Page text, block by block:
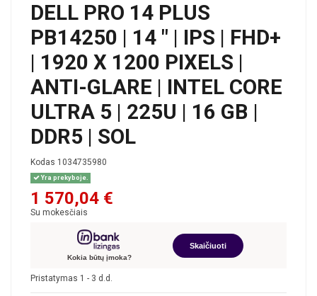
DELL PRO 14 PLUS
PB14250 | 14 " | IPS | FHD+
| 1920 X 1200 PIXELS |
ANTI-GLARE | INTEL CORE
ULTRA 5 | 225U | 16 GB |
DDR5 | SOL
Kodas 1034735980
Yra prekyboje.
1 570,04 €
Su mokesčiais
Kokia būtų įmoka?
Skaičiuoti
Pristatymas 1 - 3 d.d.